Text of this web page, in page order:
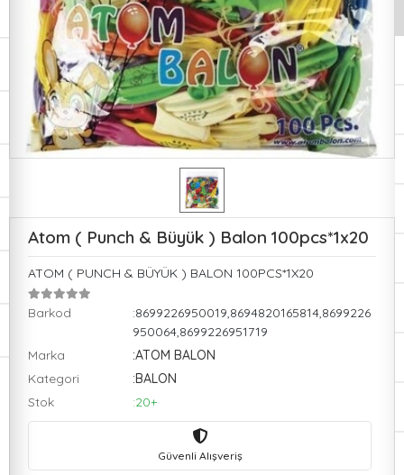
Atom ( Punch & Büyük ) Balon 100pcs*1x20
ATOM ( PUNCH & BÜYÜK ) BALON 100PCS*1X20
Barkod
:8699226950019,8694820165814,8699226
950064,8699226951719
Marka
:ATOM BALON
Kategori
:BALON
Stok
:20+
Güvenli Alışveriş